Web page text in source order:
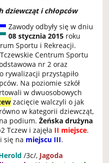
dziewcząt i chłopców
Zawody odbyły się w dniu
08 stycznia 2015 roku
Sportu i Rekreacji.
Centrum Sportu
nr 2 oraz
rywalizacji przystąpiło
Na poziomie szkół
w dwuosobowych
zacięcie walczyli o jak
w kategorii dziewcząt,
podium.Żeńska drużyna
Tczew i zajęła II miejsce.
się na miejscu III.
/3c/, Jagoda